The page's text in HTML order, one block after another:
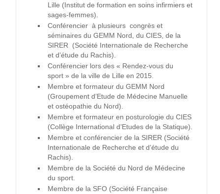
Lille (Institut de formation en soins infirmiers et
sages-femmes).
Conférencier à plusieurs congrès et
séminaires du GEMM Nord, du CIES, de la
SIRER (Société Internationale de Recherche
et d’étude du Rachis).
Conférencier lors des « Rendez-vous du
sport » de la ville de Lille en 2015.
Membre et formateur du GEMM Nord
(Groupement d’Etude de Médecine Manuelle
et ostéopathie du Nord).
Membre et formateur en posturologie du CIES
(Collège International d’Etudes de la Statique).
Membre et conférencier de la SIRER (Société
Internationale de Recherche et d’étude du
Rachis).
Membre de la Société du Nord de Médecine
du sport.
Membre de la SFO (Société Française